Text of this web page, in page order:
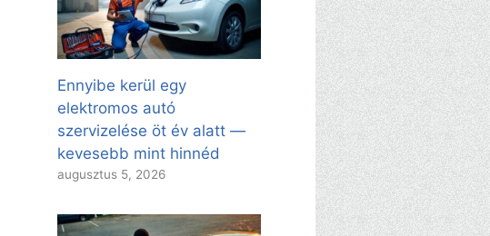
Ennyibe kerül egy
elektromos autó
szervizelése öt év alatt —
kevesebb mint hinnéd
augusztus 5, 2026